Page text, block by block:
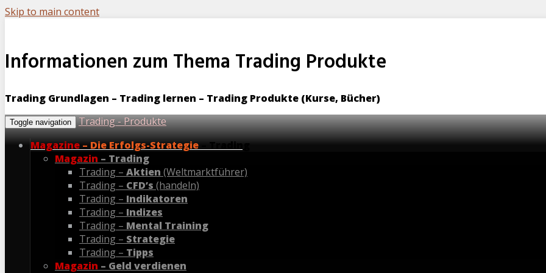
Skip to main content
Informationen zum Thema Trading Produkte
Trading Grundlagen – Trading lernen – Trading Produkte (Kurse, Bücher)
Toggle navigation
Trading - Produkte
Magazine – Die Erfolgs-Strategie – Trading
Magazin – Trading
Trading – Aktien (Weltmarktführer)
Trading – CFD’s (handeln)
Trading – Indikatoren
Trading – Indizes
Trading – Mental Training
Trading – Strategie
Trading – Tipps
Magazin – Geld verdienen